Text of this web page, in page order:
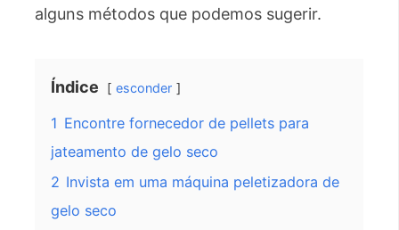
alguns métodos que podemos sugerir.
Índice esconder
1 Encontre fornecedor de pellets para
jateamento de gelo seco
2 Invista em uma máquina peletizadora de
gelo seco